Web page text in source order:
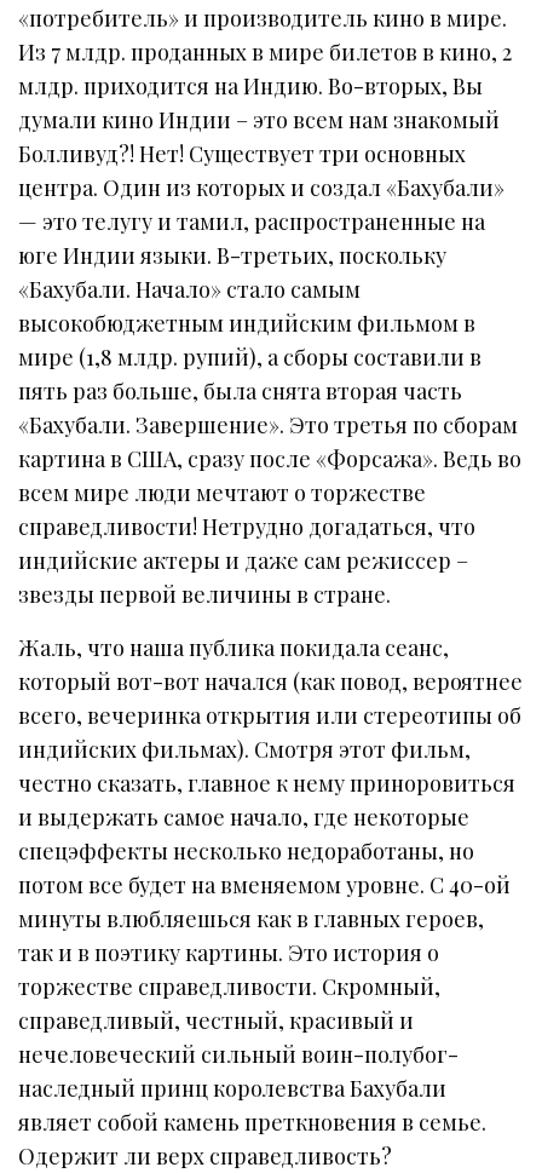
«потребитель» и производитель кино в мире.
Из 7 млдр. проданных в мире билетов в кино, 2
млдр. приходится на Индию. Во-вторых, Вы
думали кино Индии – это всем нам знакомый
Болливуд?! Нет! Существует три основных
центра. Один из которых и создал «Бахубали»
— это телугу и тамил, распространенные на
юге Индии языки. В-третьих, поскольку
«Бахубали. Начало» стало самым
высокобюджетным индийским фильмом в
мире (1,8 млдр. рупий), а сборы составили в
пять раз больше, была снята вторая часть
«Бахубали. Завершение». Это третья по сборам
картина в США, сразу после «Форсажа». Ведь во
всем мире люди мечтают о торжестве
справедливости! Нетрудно догадаться, что
индийские актеры и даже сам режиссер –
звезды первой величины в стране.
Жаль, что наша публика покидала сеанс,
который вот-вот начался (как повод, вероятнее
всего, вечеринка открытия или стереотипы об
индийских фильмах). Смотря этот фильм,
честно сказать, главное к нему приноровиться
и выдержать самое начало, где некоторые
спецэффекты несколько недоработаны, но
потом все будет на вменяемом уровне. С 40-ой
минуты влюбляешься как в главных героев,
так и в поэтику картины. Это история о
торжестве справедливости. Скромный,
справедливый, честный, красивый и
нечеловеческий сильный воин-полубог-
наследный принц королевства Бахубали
являет собой камень преткновения в семье.
Одержит ли верх справедливость?